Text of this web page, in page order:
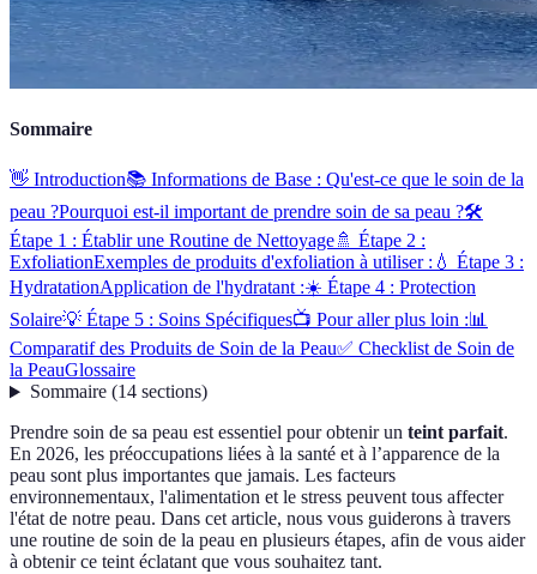
Sommaire
👋 Introduction📚 Informations de Base : Qu'est-ce que le soin de la
peau ?Pourquoi est-il important de prendre soin de sa peau ?🛠️
Étape 1 : Établir une Routine de Nettoyage🚿 Étape 2 :
ExfoliationExemples de produits d'exfoliation à utiliser : 💧 Étape 3 :
HydratationApplication de l'hydratant :☀️ Étape 4 : Protection
Solaire💡 Étape 5 : Soins Spécifiques📺 Pour aller plus loin :📊
Comparatif des Produits de Soin de la Peau✅ Checklist de Soin de
la PeauGlossaire
Sommaire(14 sections)
Prendre soin de sa peau est essentiel pour obtenir un teint parfait.
En 2026, les préoccupations liées à la santé et à l’apparence de la
peau sont plus importantes que jamais. Les facteurs
environnementaux, l'alimentation et le stress peuvent tous affecter
l'état de notre peau. Dans cet article, nous vous guiderons à travers
une routine de soin de la peau en plusieurs étapes, afin de vous aider
à obtenir ce teint éclatant que vous souhaitez tant.